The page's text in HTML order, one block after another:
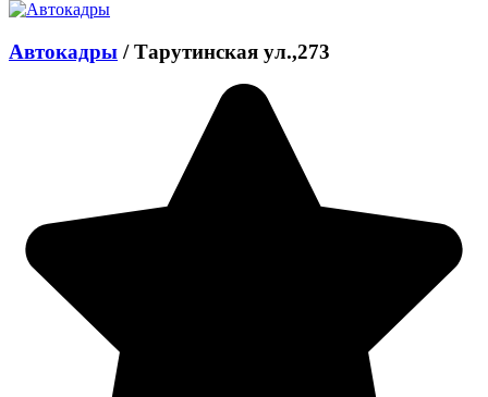
Автокадры /Тарутинская ул.,273